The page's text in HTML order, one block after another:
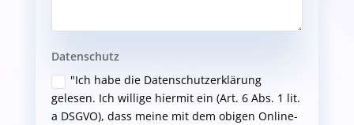
Datenschutz
"Ich habe die Datenschutzerklärung
gelesen. Ich willige hiermit ein (Art. 6 Abs. 1 lit.
a DSGVO), dass meine mit dem obigen Online-